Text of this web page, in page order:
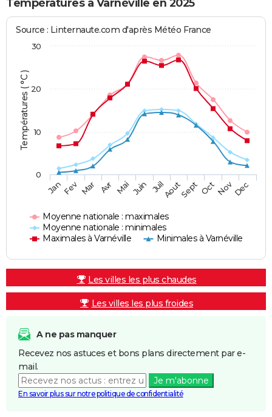
Températures à Varnéville en 2025
Températures ( °C )
Source : Linternaute.com d'après Météo France
Moyenne nationale : maximales
Moyenne nationale : minimales
Maximales à Varnéville
Minimales à Varnéville
JanFev Mar Avr Mai Juin JuilAoutSept OctNovDec
0
10
20
30
Les villes les plus chaudes
Les villes les plus froides
A ne pas manquer
Recevez nos astuces et bons plans directement par e-
mail.
Je m'abonne
En savoir plus sur notre politique de confidentialité